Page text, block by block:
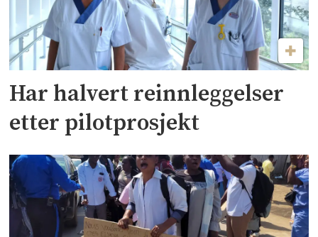
Har halvert reinnleggelser
etter pilotprosjekt